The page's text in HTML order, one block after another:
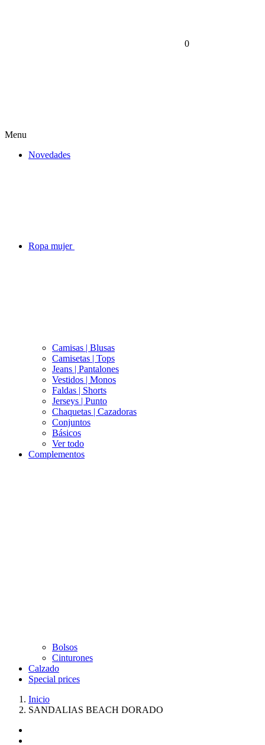
0
Menu
Novedades
Ropa mujer
Camisas | Blusas
Camisetas | Tops
Jeans | Pantalones
Vestidos | Monos
Faldas | Shorts
Jerseys | Punto
Chaquetas | Cazadoras
Conjuntos
Básicos
Ver todo
Complementos
Bolsos
Cinturones
Calzado
Special prices
Inicio
SANDALIAS BEACH DORADO